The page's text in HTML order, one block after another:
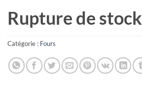
Rupture de stock
Catégorie : Fours